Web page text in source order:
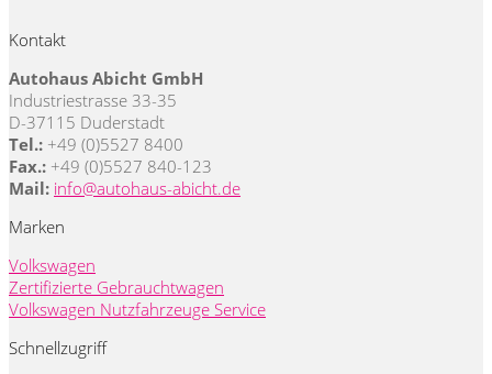
Kontakt
Autohaus Abicht GmbH
Industriestrasse 33-35
D-37115 Duderstadt
Tel.: +49 (0)5527 8400
Fax.: +49 (0)5527 840-123
Mail: info@autohaus-abicht.de
Marken
Volkswagen
Zertifizierte Gebrauchtwagen
Volkswagen Nutzfahrzeuge Service
Schnellzugriff